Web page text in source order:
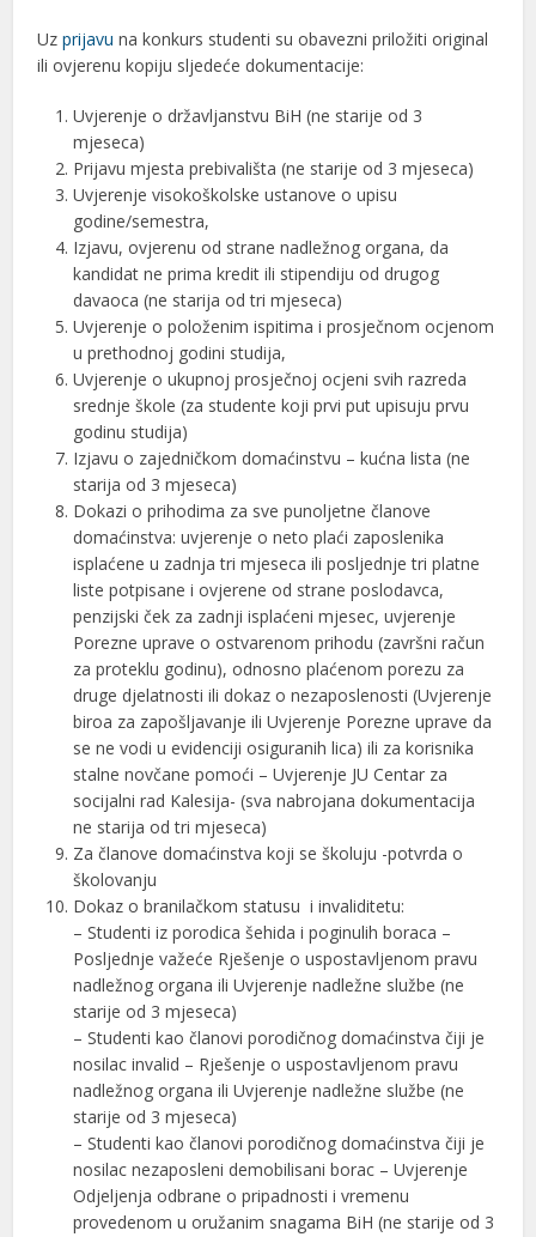
Uzprijavu na konkurs studenti su obavezni priložiti original
ili ovjerenu kopiju sljedeće dokumentacije:
Uvjerenje o državljanstvu BiH (ne starije od 3
mjeseca)
Prijavu mjesta prebivališta (ne starije od 3 mjeseca)
Uvjerenje visokoškolske ustanove o upisu
godine/semestra,
Izjavu, ovjerenu od strane nadležnog organa, da
kandidat ne prima kredit ili stipendiju od drugog
davaoca (ne starija od tri mjeseca)
Uvjerenje o položenim ispitima i prosječnom ocjenom
u prethodnoj godini studija,
Uvjerenje o ukupnoj prosječnoj ocjeni svih razreda
srednje škole (za studente koji prvi put upisuju prvu
godinu studija)
Izjavu o zajedničkom domaćinstvu – kućna lista (ne
starija od 3 mjeseca)
Dokazi o prihodima za sve punoljetne članove
domaćinstva: uvjerenje o neto plaći zaposlenika
isplaćene u zadnja tri mjeseca ili posljednje tri platne
liste potpisane i ovjerene od strane poslodavca,
penzijski ček za zadnji isplaćeni mjesec, uvjerenje
Porezne uprave o ostvarenom prihodu (završni račun
za proteklu godinu), odnosno plaćenom porezu za
druge djelatnosti ili dokaz o nezaposlenosti (Uvjerenje
biroa za zapošljavanje ili Uvjerenje Porezne uprave da
se ne vodi u evidenciji osiguranih lica) ili za korisnika
stalne novčane pomoći – Uvjerenje JU Centar za
socijalni rad Kalesija- (sva nabrojana dokumentacija
ne starija od tri mjeseca)
Za članove domaćinstva koji se školuju -potvrda o
školovanju
Dokaz o branilačkom statusu i invaliditetu:
– Studenti iz porodica šehida i poginulih boraca –
Posljednje važeće Rješenje o uspostavljenom pravu
nadležnog organa ili Uvjerenje nadležne službe (ne
starije od 3 mjeseca)
– Studenti kao članovi porodičnog domaćinstva čiji je
nosilac invalid – Rješenje o uspostavljenom pravu
nadležnog organa ili Uvjerenje nadležne službe (ne
starije od 3 mjeseca)
– Studenti kao članovi porodičnog domaćinstva čiji je
nosilac nezaposleni demobilisani borac – Uvjerenje
Odjeljenja odbrane o pripadnosti i vremenu
provedenom u oružanim snagama BiH (ne starije od 3